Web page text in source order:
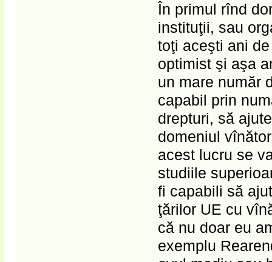
În primul rînd
instituţii, sau
toţi aceşti ani
optimist şi aşa
un mare număr
capabil prin
drepturi, să
domeniul
acest lucru se
studiile
fi capabili să
ţărilor UE cu
că nu doar eu
exemplu